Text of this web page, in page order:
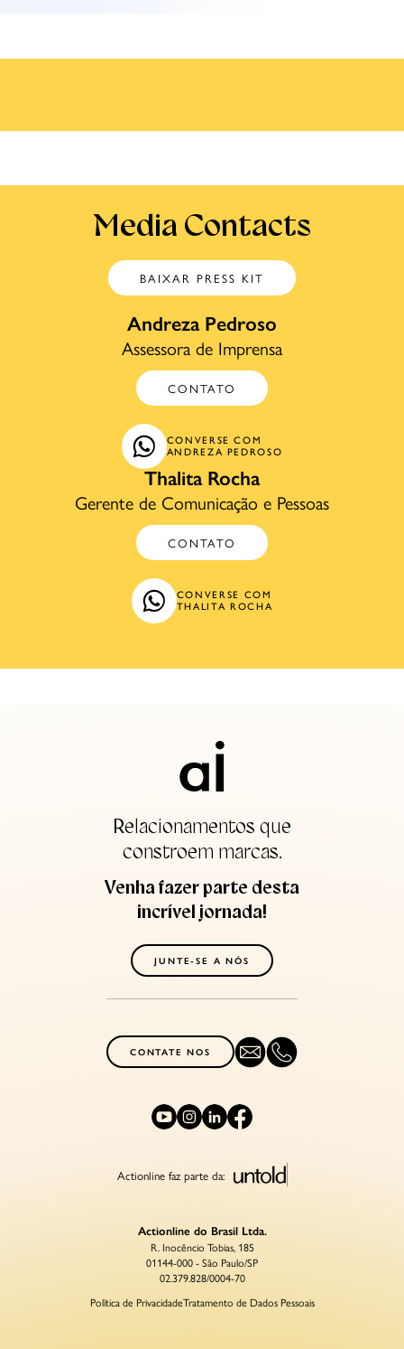
Media Contacts
BAIXAR PRESS KIT
Andreza Pedroso
Assessora de Imprensa
CONTATO
CONVERSE COM
ANDREZA PEDROSO
Thalita Rocha
Gerente de Comunicação e Pessoas
CONTATO
CONVERSE COM
THALITA ROCHA
Relacionamentos que
constroem marcas.
Venha fazer parte desta
incrível jornada!
JUNTE-SE A NÓS
CONTATE NOS
Actionline faz parte da:
Actionline do Brasil Ltda.
R. Inocêncio Tobias, 185
01144-000 - São Paulo/SP
02.379.828/0004-70
Política de PrivacidadeTratamento de Dados Pessoais